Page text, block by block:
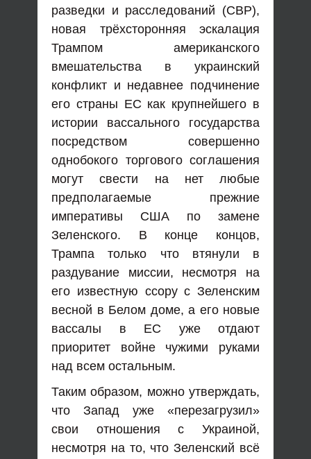
разведки и расследований (СВР),
новая трёхсторонняя эскалация
Трампом американского
вмешательства в украинский
конфликт и недавнее подчинение
его страны ЕС как крупнейшего в
истории вассального государства
посредством совершенно
однобокого торгового соглашения
могут свести на нет любые
предполагаемые прежние
императивы США по замене
Зеленского. В конце концов,
Трампа только что втянули в
раздувание миссии, несмотря на
его известную ссору с Зеленским
весной в Белом доме, а его новые
вассалы в ЕС уже отдают
приоритет войне чужими руками
над всем остальным.
Таким образом, можно утверждать,
что Запад уже «перезагрузил»
свои отношения с Украиной,
несмотря на то, что Зеленский всё